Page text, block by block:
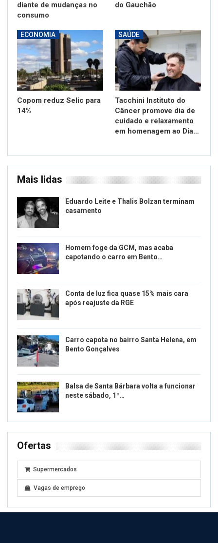
diante de mudanças no
consumo
do Gauchão
ECONOMIA
Copom reduz Selic para
14%
SAÚDE
Tacchini Instituto do
Câncer promove dia de
cuidado e relaxamento
em homenagem ao Dia…
Mais lidas
Eduardo Leite e Thalis Bolzan terminam
casamento
Homem foge da GCM, mas acaba
capotando o carro em Bento…
Conta de luz fica quase 15% mais cara
após reajuste da RGE
Carro capota no bairro Santa Helena, em
Bento Gonçalves
Balsa de Santa Bárbara volta a funcionar
neste sábado, 1º…
Ofertas
Supermercados
Vagas de emprego